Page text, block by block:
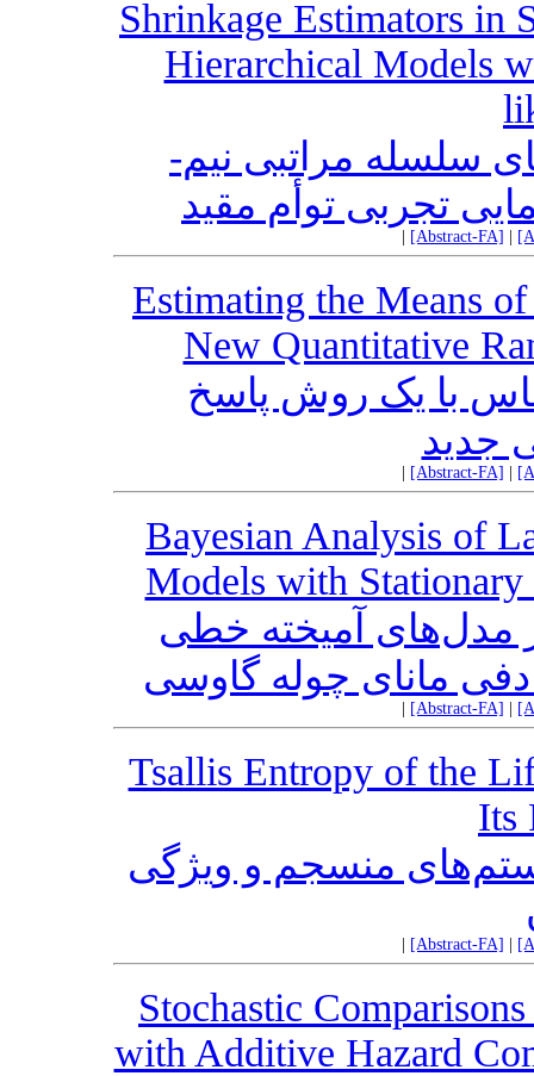
Shrinkage Estimators in
Hierarchical Models
سلسله مراتبی نیم-
تجربی توأم مقید
[Abstract-FA]
Estimating the Means
New Quantitative
با یک روش پاسخ
جدید
[Abstract-FA]
Bayesian Analysis of
Models with
مدل‌های آمیخته خطی
مانای چوله گاوسی
[Abstract-FA]
Tsallis Entropy of the
Its
منسجم و ویژگی
[Abstract-FA]
Stochastic
with Additive Hazard